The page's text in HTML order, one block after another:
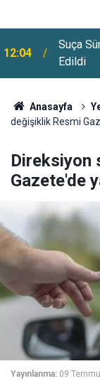
12:04
Suça
Edildi
Anasayfa
değişiklik Resmi
Direksiyon
Gazete'de
Yayınlanma: 09